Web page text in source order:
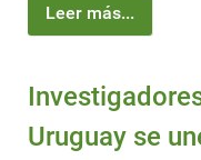
Leer más...
Uruguay se